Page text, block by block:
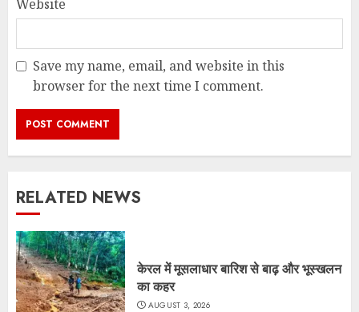
Website
Save my name, email, and website in this
browser for the next time I comment.
RELATED NEWS
केरल में मूसलाधार बारिश से बाढ़ और भूस्खलन
का कहर
AUGUST 3, 2026